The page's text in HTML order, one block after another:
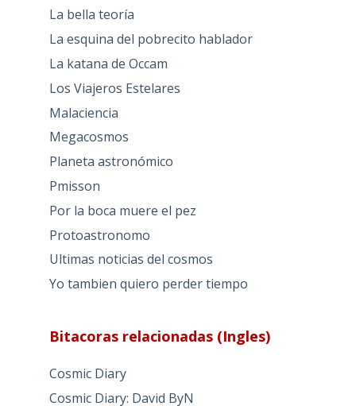
La bella teoría
La esquina del pobrecito hablador
La katana de Occam
Los Viajeros Estelares
Malaciencia
Megacosmos
Planeta astronómico
Pmisson
Por la boca muere el pez
Protoastronomo
Ultimas noticias del cosmos
Yo tambien quiero perder tiempo
Bitacoras relacionadas (Ingles)
Cosmic Diary
Cosmic Diary: David ByN